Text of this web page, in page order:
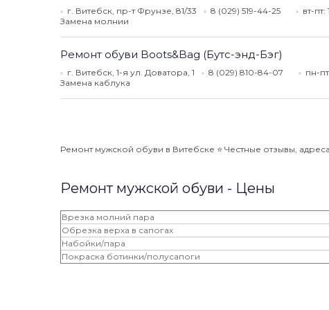
г. Витебск, пр-т Фрунзе, 81/33 8 (029) 519-44-25 вт-
Замена молнии
Ремонт обуви Boots&Bag (Бутс-энд-Бэг)
г. Витебск, 1-я ул. Доватора, 1 8 (029) 810-84-07 пн-
Замена каблука
Ремонт мужской обуви в Витебске ⭐️ Честные отзывы,
Ремонт мужской обуви - Цены
Врезка молний пара
Обрезка верха в сапогах
Набойки/пара
Покраска ботинки/полусапоги